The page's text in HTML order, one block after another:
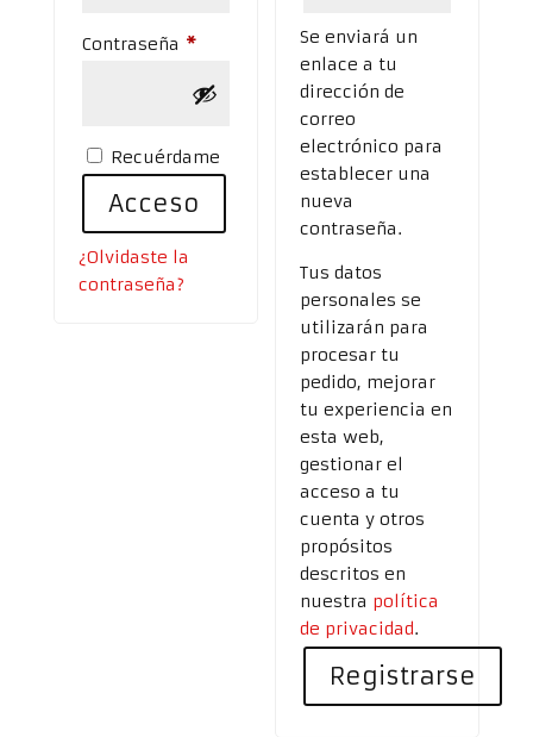
Contraseña *Obligatorio
Recuérdame
Acceso
¿Olvidaste la
contraseña?
Se enviará un
enlace a tu
dirección de
correo
electrónico para
establecer una
nueva
contraseña.
Tus datos
personales se
utilizarán para
procesar tu
pedido, mejorar
tu experiencia en
esta web,
gestionar el
acceso a tu
cuenta y otros
propósitos
descritos en
nuestra política
de privacidad.
Registrarse